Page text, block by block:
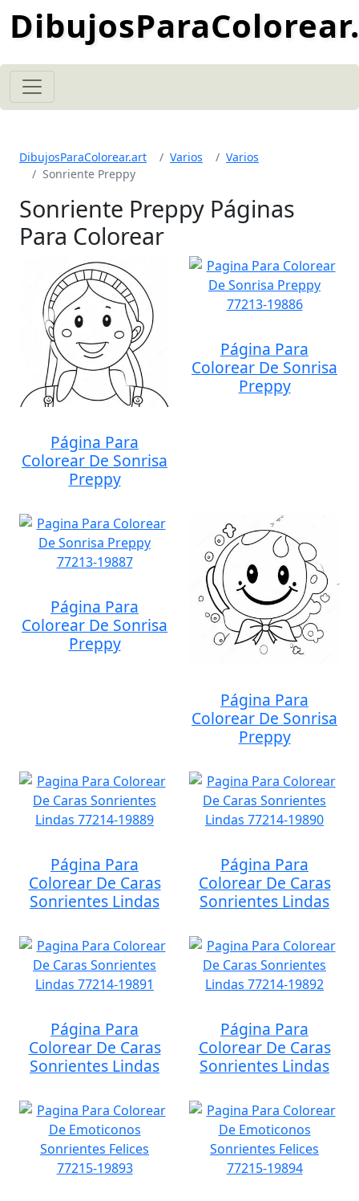
DibujosParaColorear.art Varios
Varios
Sonriente Preppy
Sonriente Preppy Páginas
Para Colorear
Página Para
Colorear De Sonrisa
Preppy
Página Para
Colorear De Sonrisa
Preppy
Página Para
Colorear De Sonrisa
Preppy
Página Para
Colorear De Sonrisa
Preppy
Página Para
Colorear De Caras
Sonrientes Lindas
Página Para
Colorear De Caras
Sonrientes Lindas
Página Para
Colorear De Caras
Sonrientes Lindas
Página Para
Colorear De Caras
Sonrientes Lindas